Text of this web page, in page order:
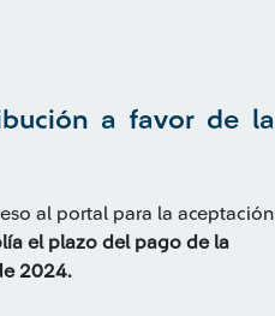
a favor de la
al portal para la aceptación
el plazo del pago de la
2024.